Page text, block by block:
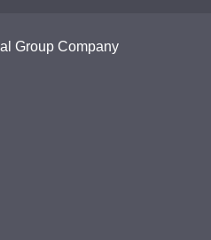
Group Company